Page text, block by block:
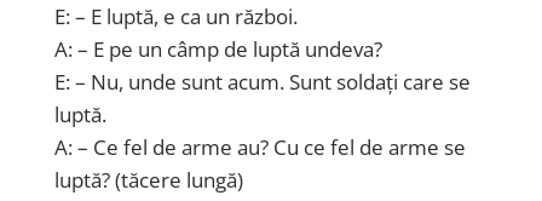
E: – E luptă, e ca un război.
A: – E pe un câmp de luptă undeva?
E: – Nu, unde sunt acum. Sunt soldați care se
luptă.
A: – Ce fel de arme au? Cu ce fel de arme se
luptă? (tăcere lungă)